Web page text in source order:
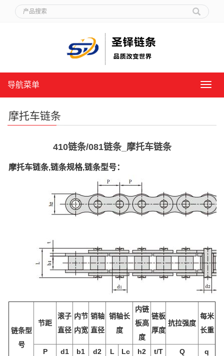
导
导航菜单
摩托车链条
410链条/081链条_摩托车链条
摩托车链条,链条规格,链条型号：
链条型
号
节距
滚子
直径
内节
内宽
销轴
直径
销轴长
度
内链
板高
度
链板
厚度
抗拉强度
每米
长重
P d1 b1 d2 L Lc h2 t/T Q
q